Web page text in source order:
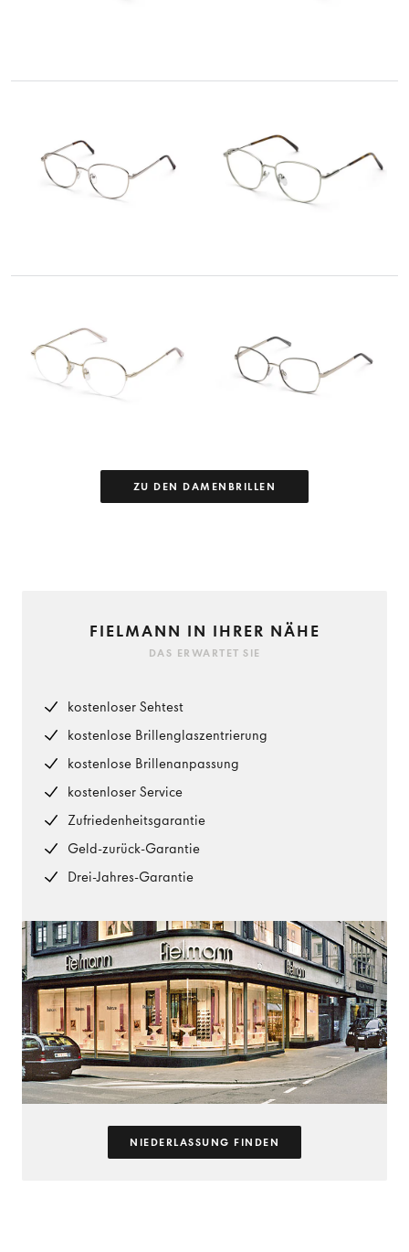
ZU DEN DAMENBRILLEN
FIELMANN IN IHRER NÄHE
DAS ERWARTET SIE
kostenloser Sehtest
kostenlose Brillenglaszentrierung
kostenlose Brillenanpassung
kostenloser Service
Zufriedenheitsgarantie
Geld-zurück-Garantie
Drei-Jahres-Garantie
NIEDERLASSUNG FINDEN